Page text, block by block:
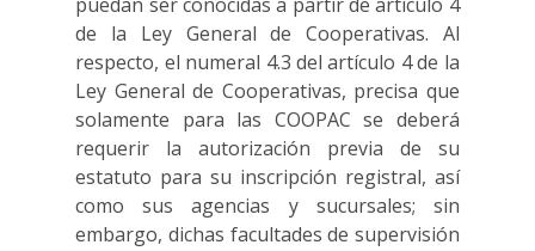
de la Ley General de Cooperativas. Al
respecto, el numeral 4.3 del artículo 4 de la
Ley General de Cooperativas, precisa que
solamente para las COOPAC se deberá
requerir la autorización previa de su
estatuto para su inscripción registral, así
como sus agencias y sucursales; sin
embargo, dichas facultades de supervisión